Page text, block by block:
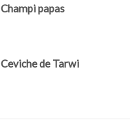
Champi papas
Ceviche de Tarwi